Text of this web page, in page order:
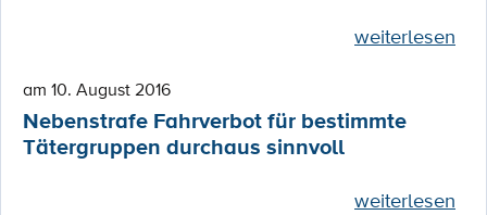
weiterlesen
am 10. August 2016
Nebenstrafe Fahrverbot für bestimmte
Tätergruppen durchaus sinnvoll
weiterlesen